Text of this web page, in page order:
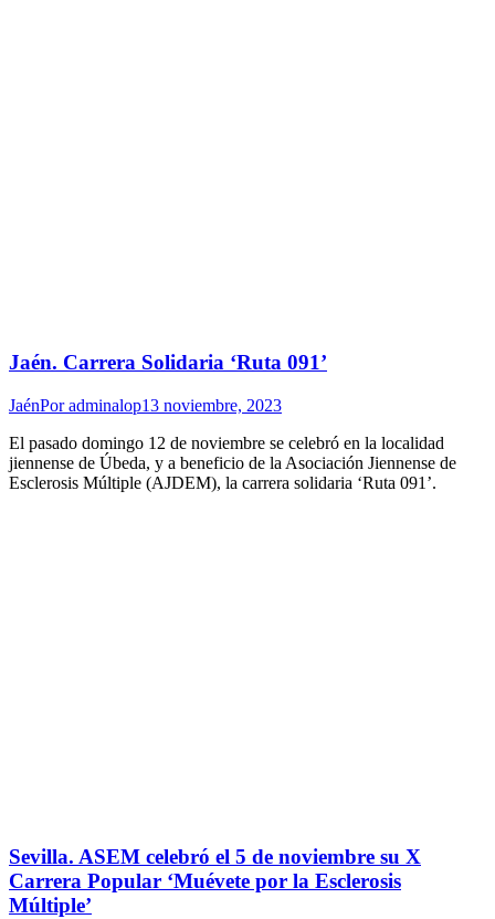
Jaén. Carrera Solidaria ‘Ruta 091’
JaénPoradminalop13 noviembre, 2023
El pasado domingo 12 de noviembre se celebró en la localidad
jiennense de Úbeda, y a beneficio de la Asociación Jiennense de
Esclerosis Múltiple (AJDEM), la carrera solidaria ‘Ruta 091’.
Sevilla. ASEM celebró el 5 de noviembre su X
Carrera Popular ‘Muévete por la Esclerosis
Múltiple’